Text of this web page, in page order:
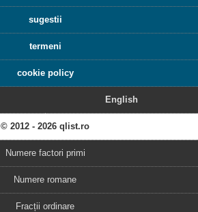
sugestii
termeni
cookie policy
English
© 2012 - 2026 qlist.ro
Numere factori primi
Numere romane
Fracții ordinare